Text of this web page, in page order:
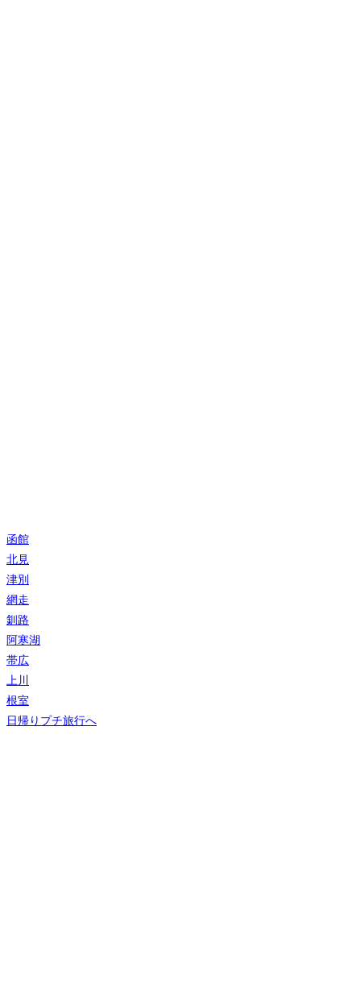
函館
北見
津別
網走
釧路
阿寒湖
帯広
上川
根室
日帰りプチ旅行へ